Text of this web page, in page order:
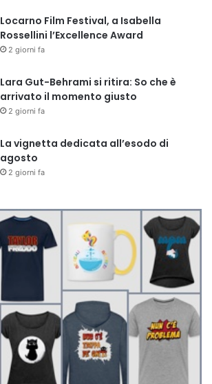
Locarno Film Festival, a Isabella
Rossellini l’Excellence Award
2 giorni fa
Lara Gut-Behrami si ritira: So che è
arrivato il momento giusto
2 giorni fa
La vignetta dedicata all’esodo di
agosto
2 giorni fa